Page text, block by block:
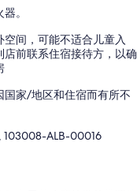
。
间，可能不适合儿童入
前联系住宿接待方，以确
国家/地区和住宿而有所不
103008-ALB-00016